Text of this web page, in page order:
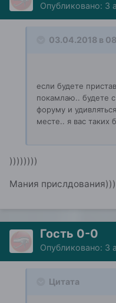
Опубликовано: 3
03.04.2018 в
если будете
покамлаю.. будете
форуму и
месте.. я вас
))))))))
Мания
Гость 0-0
Опубликовано: 3
Цитата